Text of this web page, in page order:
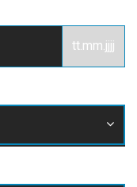
tt.mm.jjjj